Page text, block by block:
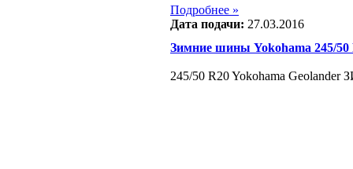
Подробнее »
Дата подачи: 27.03.2016
Зимние шины Yokohama 245/50
245/50 R20 Yokohama Geolander